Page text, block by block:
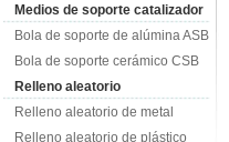
Medios de soporte catalizador
Bola de soporte de alúmina ASB
Bola de soporte cerámico CSB
Relleno aleatorio
Relleno aleatorio de metal
Relleno aleatorio de plástico